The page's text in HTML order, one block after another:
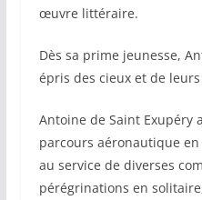
œuvre littéraire.
Dès sa prime jeunesse,
épris des cieux et de
Antoine de Saint Exupéry
parcours aéronautique
au service de diverses
pérégrinations en